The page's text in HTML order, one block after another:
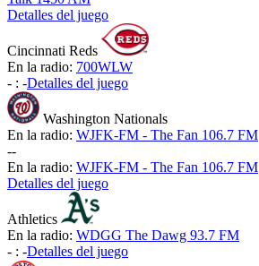
Detalles del juego
Cincinnati Reds
En la radio: 700WLW
- : -Detalles del juego
Washington Nationals
En la radio: WJFK-FM - The Fan 106.7 FM
--
En la radio: WJFK-FM - The Fan 106.7 FM
Detalles del juego
Athletics
En la radio: WDGG The Dawg 93.7 FM
- : -Detalles del juego